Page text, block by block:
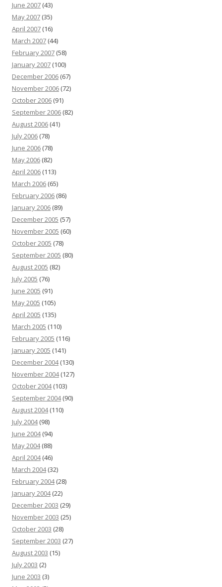
June 2007 (43)
May 2007 (35)
April 2007 (16)
March 2007 (44)
February 2007 (58)
January 2007 (100)
December 2006 (67)
November 2006 (72)
October 2006 (91)
September 2006 (82)
August 2006 (41)
July 2006 (78)
June 2006 (78)
May 2006 (82)
April 2006 (113)
March 2006 (65)
February 2006 (86)
January 2006 (89)
December 2005 (57)
November 2005 (60)
October 2005 (78)
September 2005 (80)
August 2005 (82)
July 2005 (76)
June 2005 (91)
May 2005 (105)
April 2005 (135)
March 2005 (110)
February 2005 (116)
January 2005 (141)
December 2004(130)
November 2004(127)
October 2004(103)
September 2004(90)
August 2004(110)
July 2004(98)
June 2004(94)
May 2004(88)
April 2004(46)
March 2004(32)
February 2004(28)
January 2004(22)
December 2003 (29)
November 2003 (25)
October 2003 (28)
September 2003 (27)
August 2003 (15)
July 2003 (2)
June 2003 (3)